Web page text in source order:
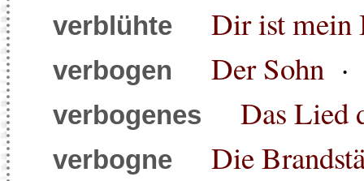
verblühte Dir ist mein
verbogen Der Sohn
verbogenes Das Lied
verbogne Die